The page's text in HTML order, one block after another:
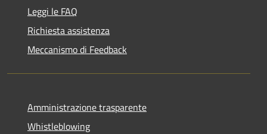
Leggi le FAQ
Richiesta assistenza
Meccanismo di Feedback
Amministrazione trasparente
Whistleblowing